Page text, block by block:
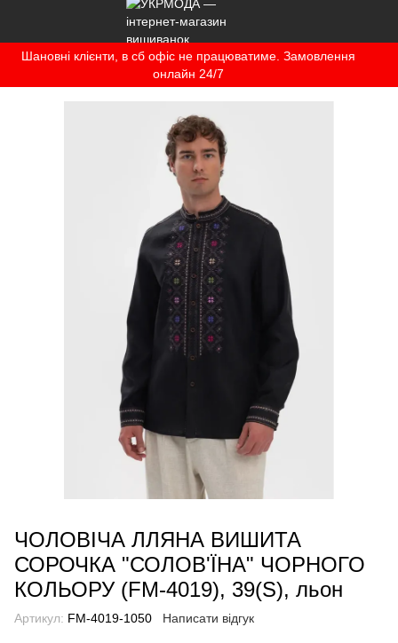
Шановні клієнти, в сб офіс не працюватиме. Замовлення
онлайн 24/7
ЧОЛОВІЧА ЛЛЯНА ВИШИТА
СОРОЧКА "СОЛОВ'ЇНА" ЧОРНОГО
КОЛЬОРУ (FM-4019), 39(S), льон
Артикул: FM-4019-1050 Написати відгук